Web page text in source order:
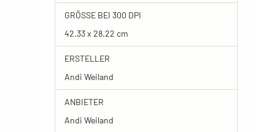
GRÖSSE BEI 300 DPI
42.33 x 28.22 cm
ERSTELLER
Andi Weiland
ANBIETER
Andi Weiland